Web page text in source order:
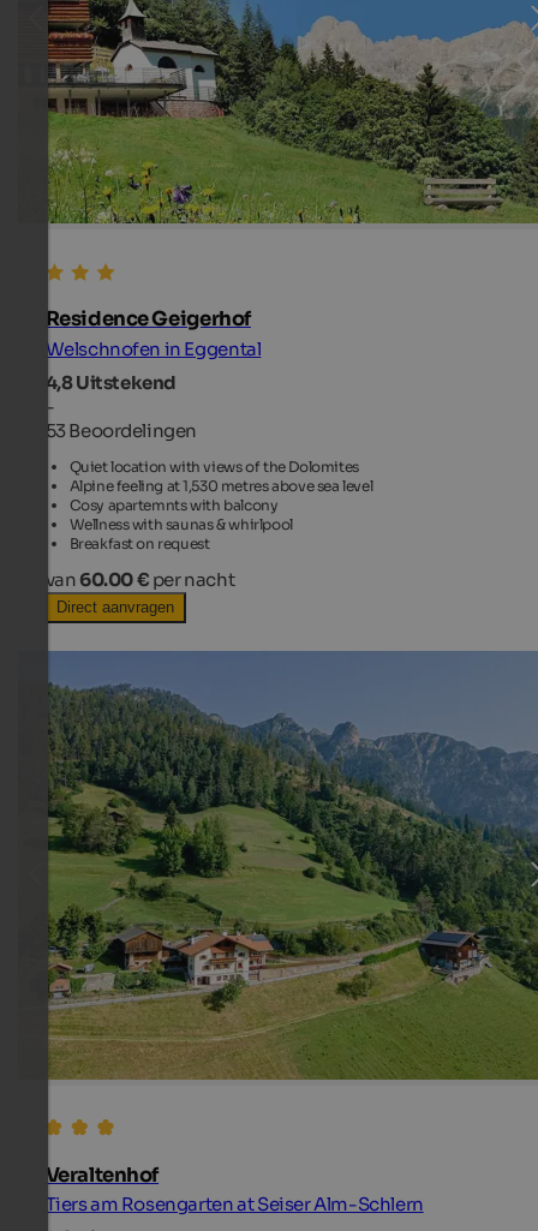
Residence Geigerhof
Welschnofen in Eggental
4,8Uitstekend
-
53 Beoordelingen
Quiet location with views of the Dolomites
Alpine feeling at 1,530 metres above sea level
Cosy apartemnts with balcony
Wellness with saunas & whirlpool
Breakfast on request
van 60.00 € per nacht
Direct aanvragen
Veraltenhof
Tiers am Rosengarten at Seiser Alm-Schlern